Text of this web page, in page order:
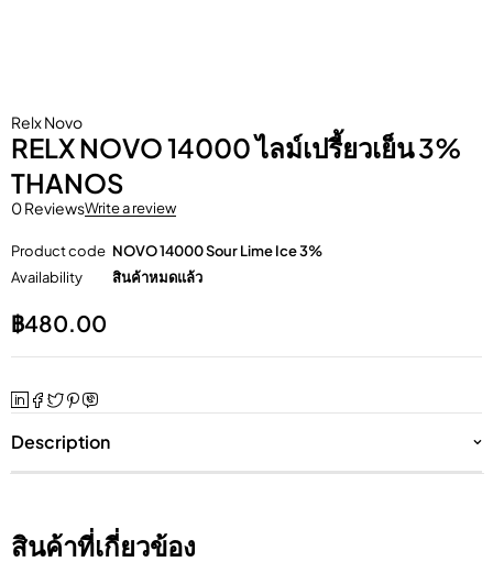
Relx Novo
RELX NOVO 14000 ไลม์เปรี้ยวเย็น 3%
THANOS
0 ReviewsWrite a review
Product code NOVO 14000 Sour Lime Ice 3%
Availability
สินค้าหมดแล้ว
฿480.00
Description
สินค้าที่เกี่ยวข้อง